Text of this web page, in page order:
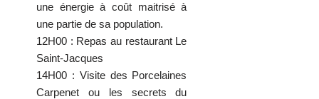
une énergie à coût maitrisé à
une partie de sa population.
12H00 : Repas au restaurant Le
Saint-Jacques
14H00 : Visite des Porcelaines
Carpenet ou les secrets du